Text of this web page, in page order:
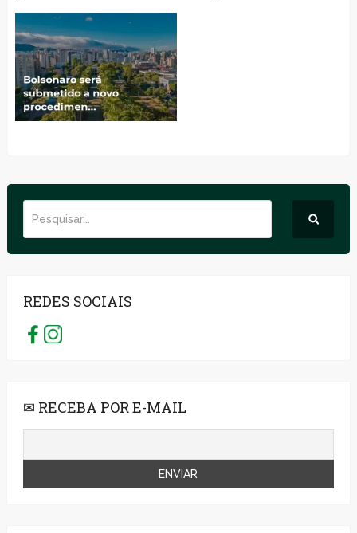
REDES SOCIAIS
✉ RECEBA POR E-MAIL